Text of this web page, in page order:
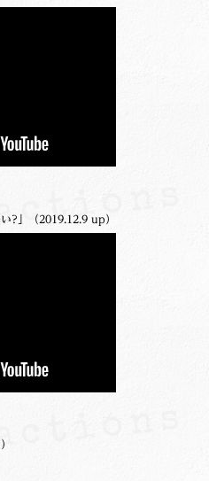
?」（2019.12.9 up）